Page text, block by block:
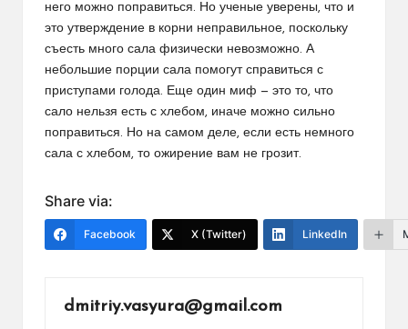
него можно поправиться. Но ученые уверены, что и
это утверждение в корни неправильное, поскольку
съесть много сала физически невозможно. А
небольшие порции сала помогут справиться с
приступами голода. Еще один миф — это то, что
сало нельзя есть с хлебом, иначе можно сильно
поправиться. Но на самом деле, если есть немного
сала с хлебом, то ожирение вам не грозит.
Share via:
Facebook X (Twitter) LinkedIn
dmitriy.vasyura@gmail.com